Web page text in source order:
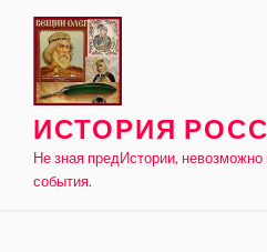
content
ИСТОРИЯ
Не зная предИстории,
события.